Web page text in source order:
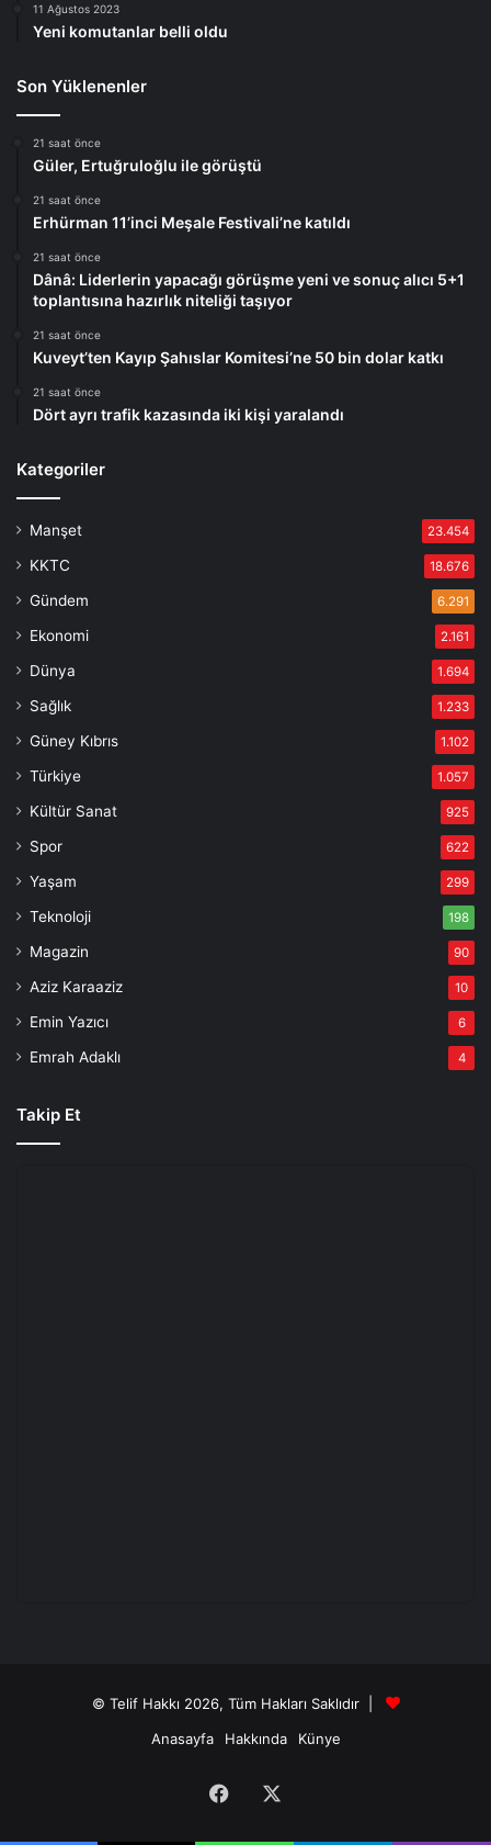
11 Ağustos 2023
Yeni komutanlar belli oldu
Son Yüklenenler
21 saat önce
Güler, Ertuğruloğlu ile görüştü
21 saat önce
Erhürman 11’inci Meşale Festivali’ne katıldı
21 saat önce
Dânâ: Liderlerin yapacağı görüşme yeni ve sonuç alıcı 5+1
toplantısına hazırlık niteliği taşıyor
21 saat önce
Kuveyt’ten Kayıp Şahıslar Komitesi’ne 50 bin dolar katkı
21 saat önce
Dört ayrı trafik kazasında iki kişi yaralandı
Kategoriler
Manşet 23.454
KKTC 18.676
Gündem 6.291
Ekonomi 2.161
Dünya 1.694
Sağlık 1.233
Güney Kıbrıs 1.102
Türkiye 1.057
Kültür Sanat 925
Spor 622
Yaşam 299
Teknoloji 198
Magazin 90
Aziz Karaaziz 10
Emin Yazıcı 6
Emrah Adaklı 4
Takip Et
© Telif Hakkı 2026, Tüm Hakları Saklıdır |
Anasayfa
Hakkında Künye
Facebook